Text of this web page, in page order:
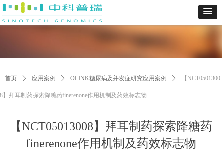
【NCT05013008】拜耳制药探索降糖药
finerenone作用机制及药效标志物
首页 ꄲ 应用案例 ꄲ OLINK糖尿病及并发症研究应用案例 ꄲ 【NCT0501300
8】拜耳制药探索降糖药finerenone作用机制及药效标志物